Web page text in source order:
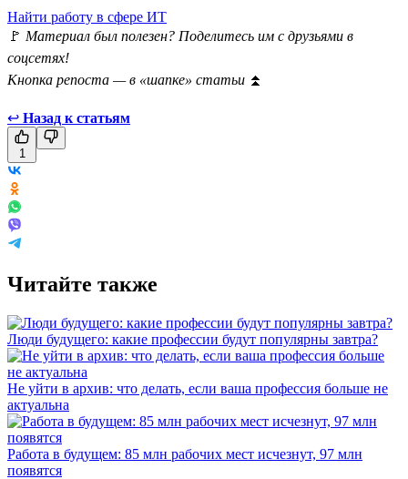
Найти работу в сфере ИТ
🚩 Материал был полезен? Поделитесь им с друзьями в
соцсетях!
Кнопка репоста — в «шапке» статьи ⏫
↩ Назад к статьям
1
Читайте также
Люди будущего: какие профессии будут популярны завтра?
Не уйти в архив: что делать, если ваша профессия больше не
актуальна
Работа в будущем: 85 млн рабочих мест исчезнут, 97 млн
появятся